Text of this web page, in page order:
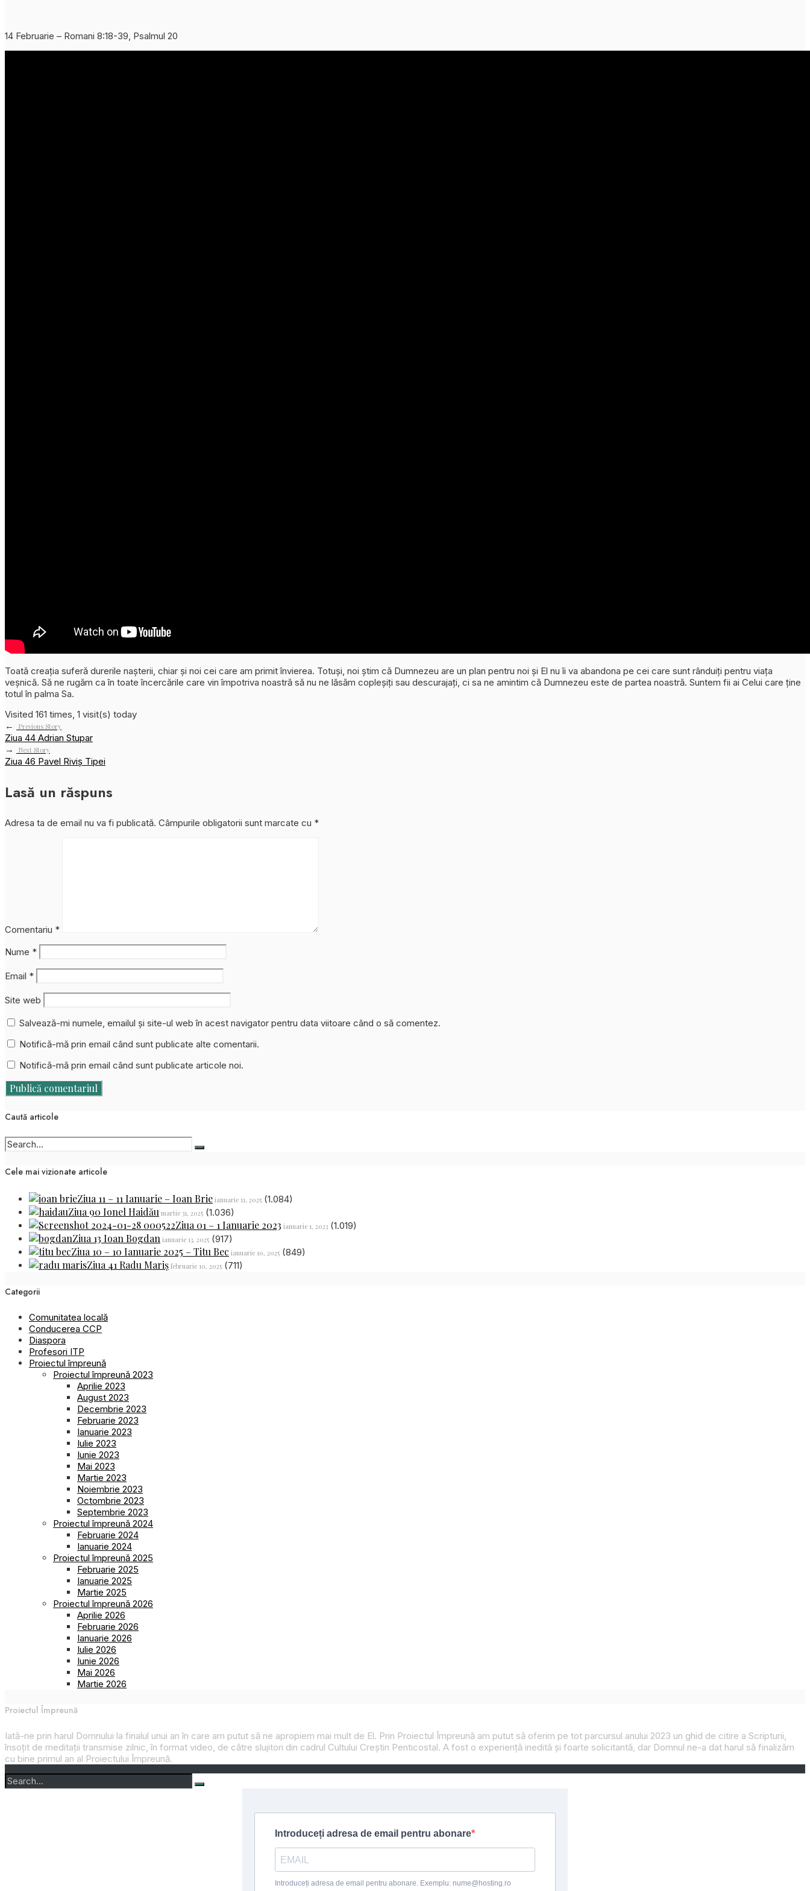
14 Februarie – Romani 8:18-39, Psalmul 20
Toată creația suferă durerile nașterii, chiar și noi cei care am primit învierea. Totuși, noi știm că Dumnezeu are un plan pentru noi și El nu îi va abandona pe cei care sunt rânduiți pentru viața
veșnică. Să ne rugăm ca în toate încercările care vin împotriva noastră să nu ne lăsăm copleșiți sau descurajați, ci sa ne amintim că Dumnezeu este de partea noastră. Suntem fii ai Celui care ține
totul în palma Sa.
Visited 161 times, 1 visit(s) today
←
Previous Story
Ziua 44 Adrian Stupar
→
Next Story
Ziua 46 Pavel Riviș Tipei
Lasă un răspuns
Adresa ta de email nu va fi publicată. Câmpurile obligatorii sunt marcate cu *
Comentariu *
Nume *
Email *
Site web
Salvează-mi numele, emailul și site-ul web în acest navigator pentru data viitoare când o să comentez.
Notifică-mă prin email când sunt publicate alte comentarii.
Notifică-mă prin email când sunt publicate articole noi.
Caută articole
Cele mai vizionate articole
Ziua 11 – 11 Ianuarie – Ioan Brie ianuarie 11, 2025 (1.084)
Ziua 90 Ionel Haidău martie 31, 2025 (1.036)
Ziua 01 – 1 Ianuarie 2023 ianuarie 1, 2023 (1.019)
Ziua 13 Ioan Bogdan ianuarie 13, 2025 (917)
Ziua 10 – 10 Ianuarie 2025 – Titu Bec ianuarie 10, 2025 (849)
Ziua 41 Radu Mariș februarie 10, 2025 (711)
Categorii
Comunitatea locală
Conducerea CCP
Diaspora
Profesori ITP
Proiectul împreună
Proiectul împreună 2023
Aprilie 2023
August 2023
Decembrie 2023
Februarie 2023
Ianuarie 2023
Iulie 2023
Iunie 2023
Mai 2023
Martie 2023
Noiembrie 2023
Octombrie 2023
Septembrie 2023
Proiectul împreună 2024
Februarie 2024
Ianuarie 2024
Proiectul împreună 2025
Februarie 2025
Ianuarie 2025
Martie 2025
Proiectul împreună 2026
Aprilie 2026
Februarie 2026
Ianuarie 2026
Iulie 2026
Iunie 2026
Mai 2026
Martie 2026
Proiectul Împreună
Iată-ne prin harul Domnului la finalul unui an în care am putut să ne apropiem mai mult de El. Prin Proiectul Împreună am putut să oferim pe tot parcursul anului 2023 un ghid de citire a Scripturii,
însoțit de meditații transmise zilnic, în format video, de către slujitori din cadrul Cultului Creștin Penticostal. A fost o experiență inedită și foarte solicitantă, dar Domnul ne-a dat harul să finalizăm
cu bine primul an al Proiectului Împreună.